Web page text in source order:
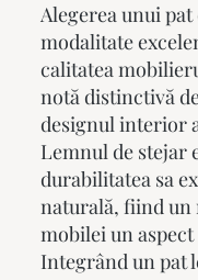
Alegerea unui
modalitate
calitatea
notă distinctivă
designul interior
Lemnul de stejar
durabilitatea sa
naturală, fiind un
mobilei un
Integrând unpat